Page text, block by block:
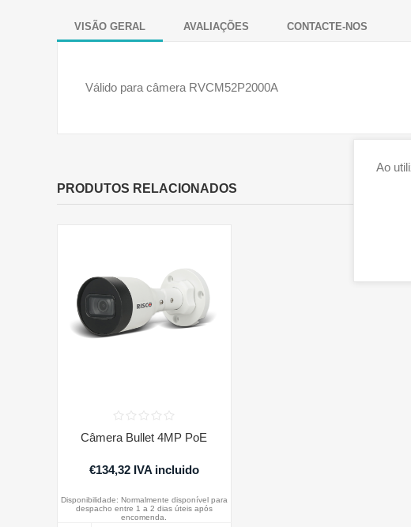
VISÃO GERAL AVALIAÇÕES CONTACTE-NOS
Válido para câmera RVCM52P2000A
PRODUTOS RELACIONADOS
Câmera Bullet 4MP PoE
€134,32 IVA incluido
Disponibilidade: Normalmente disponível para
despacho entre 1 a 2 dias úteis após
encomenda.
Ao